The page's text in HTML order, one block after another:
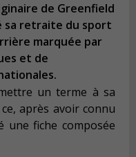
de Greenfield
sa retraite du sport
marquée par
et de
un terme à sa
après avoir connu
une fiche composée